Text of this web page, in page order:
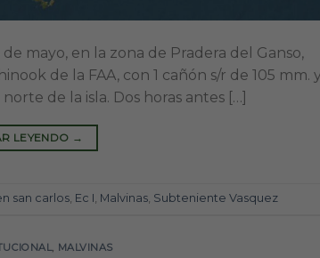
mayo, en la zona de Pradera del Ganso,
de la FAA, con 1 cañón s/r de 105 mm.
de la isla. Dos horas antes […]
LEYENDO →
san carlos, Ec I, Malvinas, Subteniente Vasquez
, MALVINAS